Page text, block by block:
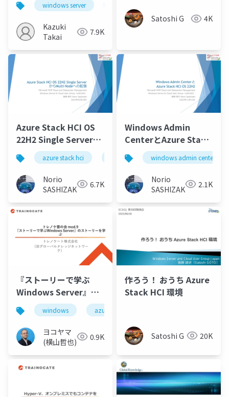
windows server
Kazuki
Takai
7.9K
Satoshi G 4K
Azure Stack HCI OS
22H2 Single Serverか
らMulti Nodeへの拡
張/Azure Stack HCI
OS 22H2 Single
Server to Multi Node
Extension
azure stack hci azure arc azure arc enabled
Norio
SASHIZAKI
6.7K
Windows Admin
CenterとAzure Stack
HCI OS 22H2 /
Windows Admin
Center and Azure
Stack HCI OS 22H2
windows admin center
Norio
SASHIZAKI
2.1K
『ストーリーで学ぶ
Windows Server』の
ストーリーを学ぶ
windows azure
ヨコヤマ
(横山哲也)
0.9K
作ろう！ おうち Azure
Stack HCI 環境
Satoshi G 20K